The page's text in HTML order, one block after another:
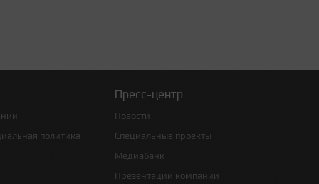
политика
Пресс-центр
Новости
Специальные проекты
Медиабанк
Презентации компании